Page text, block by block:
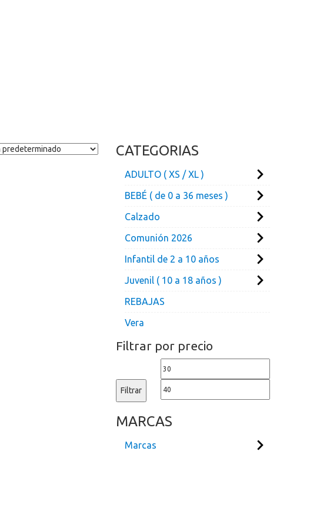
CATEGORIAS
ADULTO ( XS / XL )
BEBÉ ( de 0 a 36 meses )
Calzado
Comunión 2026
Infantil de 2 a 10 años
Juvenil ( 10 a 18 años )
REBAJAS
Vera
Filtrar por precio
Precio
Filtrar
MARCAS
Marcas